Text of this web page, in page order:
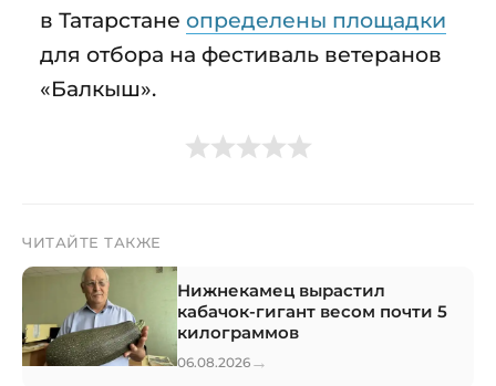
в Татарстане определены площадки
для отбора на фестиваль ветеранов
«Балкыш».
ЧИТАЙТЕ ТАКЖЕ
Нижнекамец вырастил
кабачок-гигант весом почти 5
килограммов
06.08.2026 →